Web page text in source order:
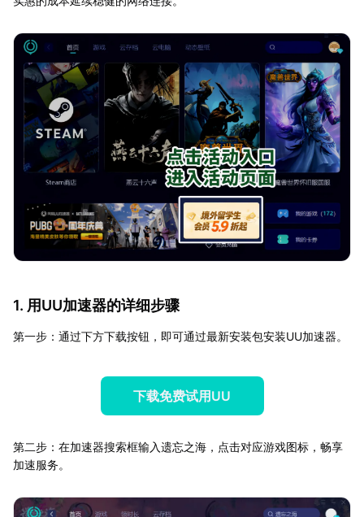
1. 用UU加速器的详细步骤
第一步：通过下方下载按钮，即可通过最新安装包安装UU加速器。
下载免费试用UU
第二步：在加速器搜索框输入遗忘之海，点击对应游戏图标，畅享
加速服务。